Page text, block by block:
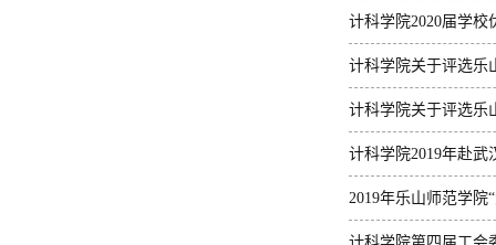
计科学院2020届学校
计科学院关于评选乐
计科学院关于评选乐
计科学院2019年赴
2019年乐山师范学院
示名单...